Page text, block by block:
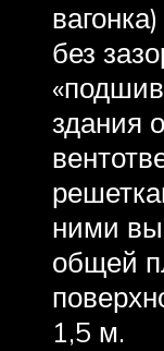
без
здания
ними
общей
1,5 м.